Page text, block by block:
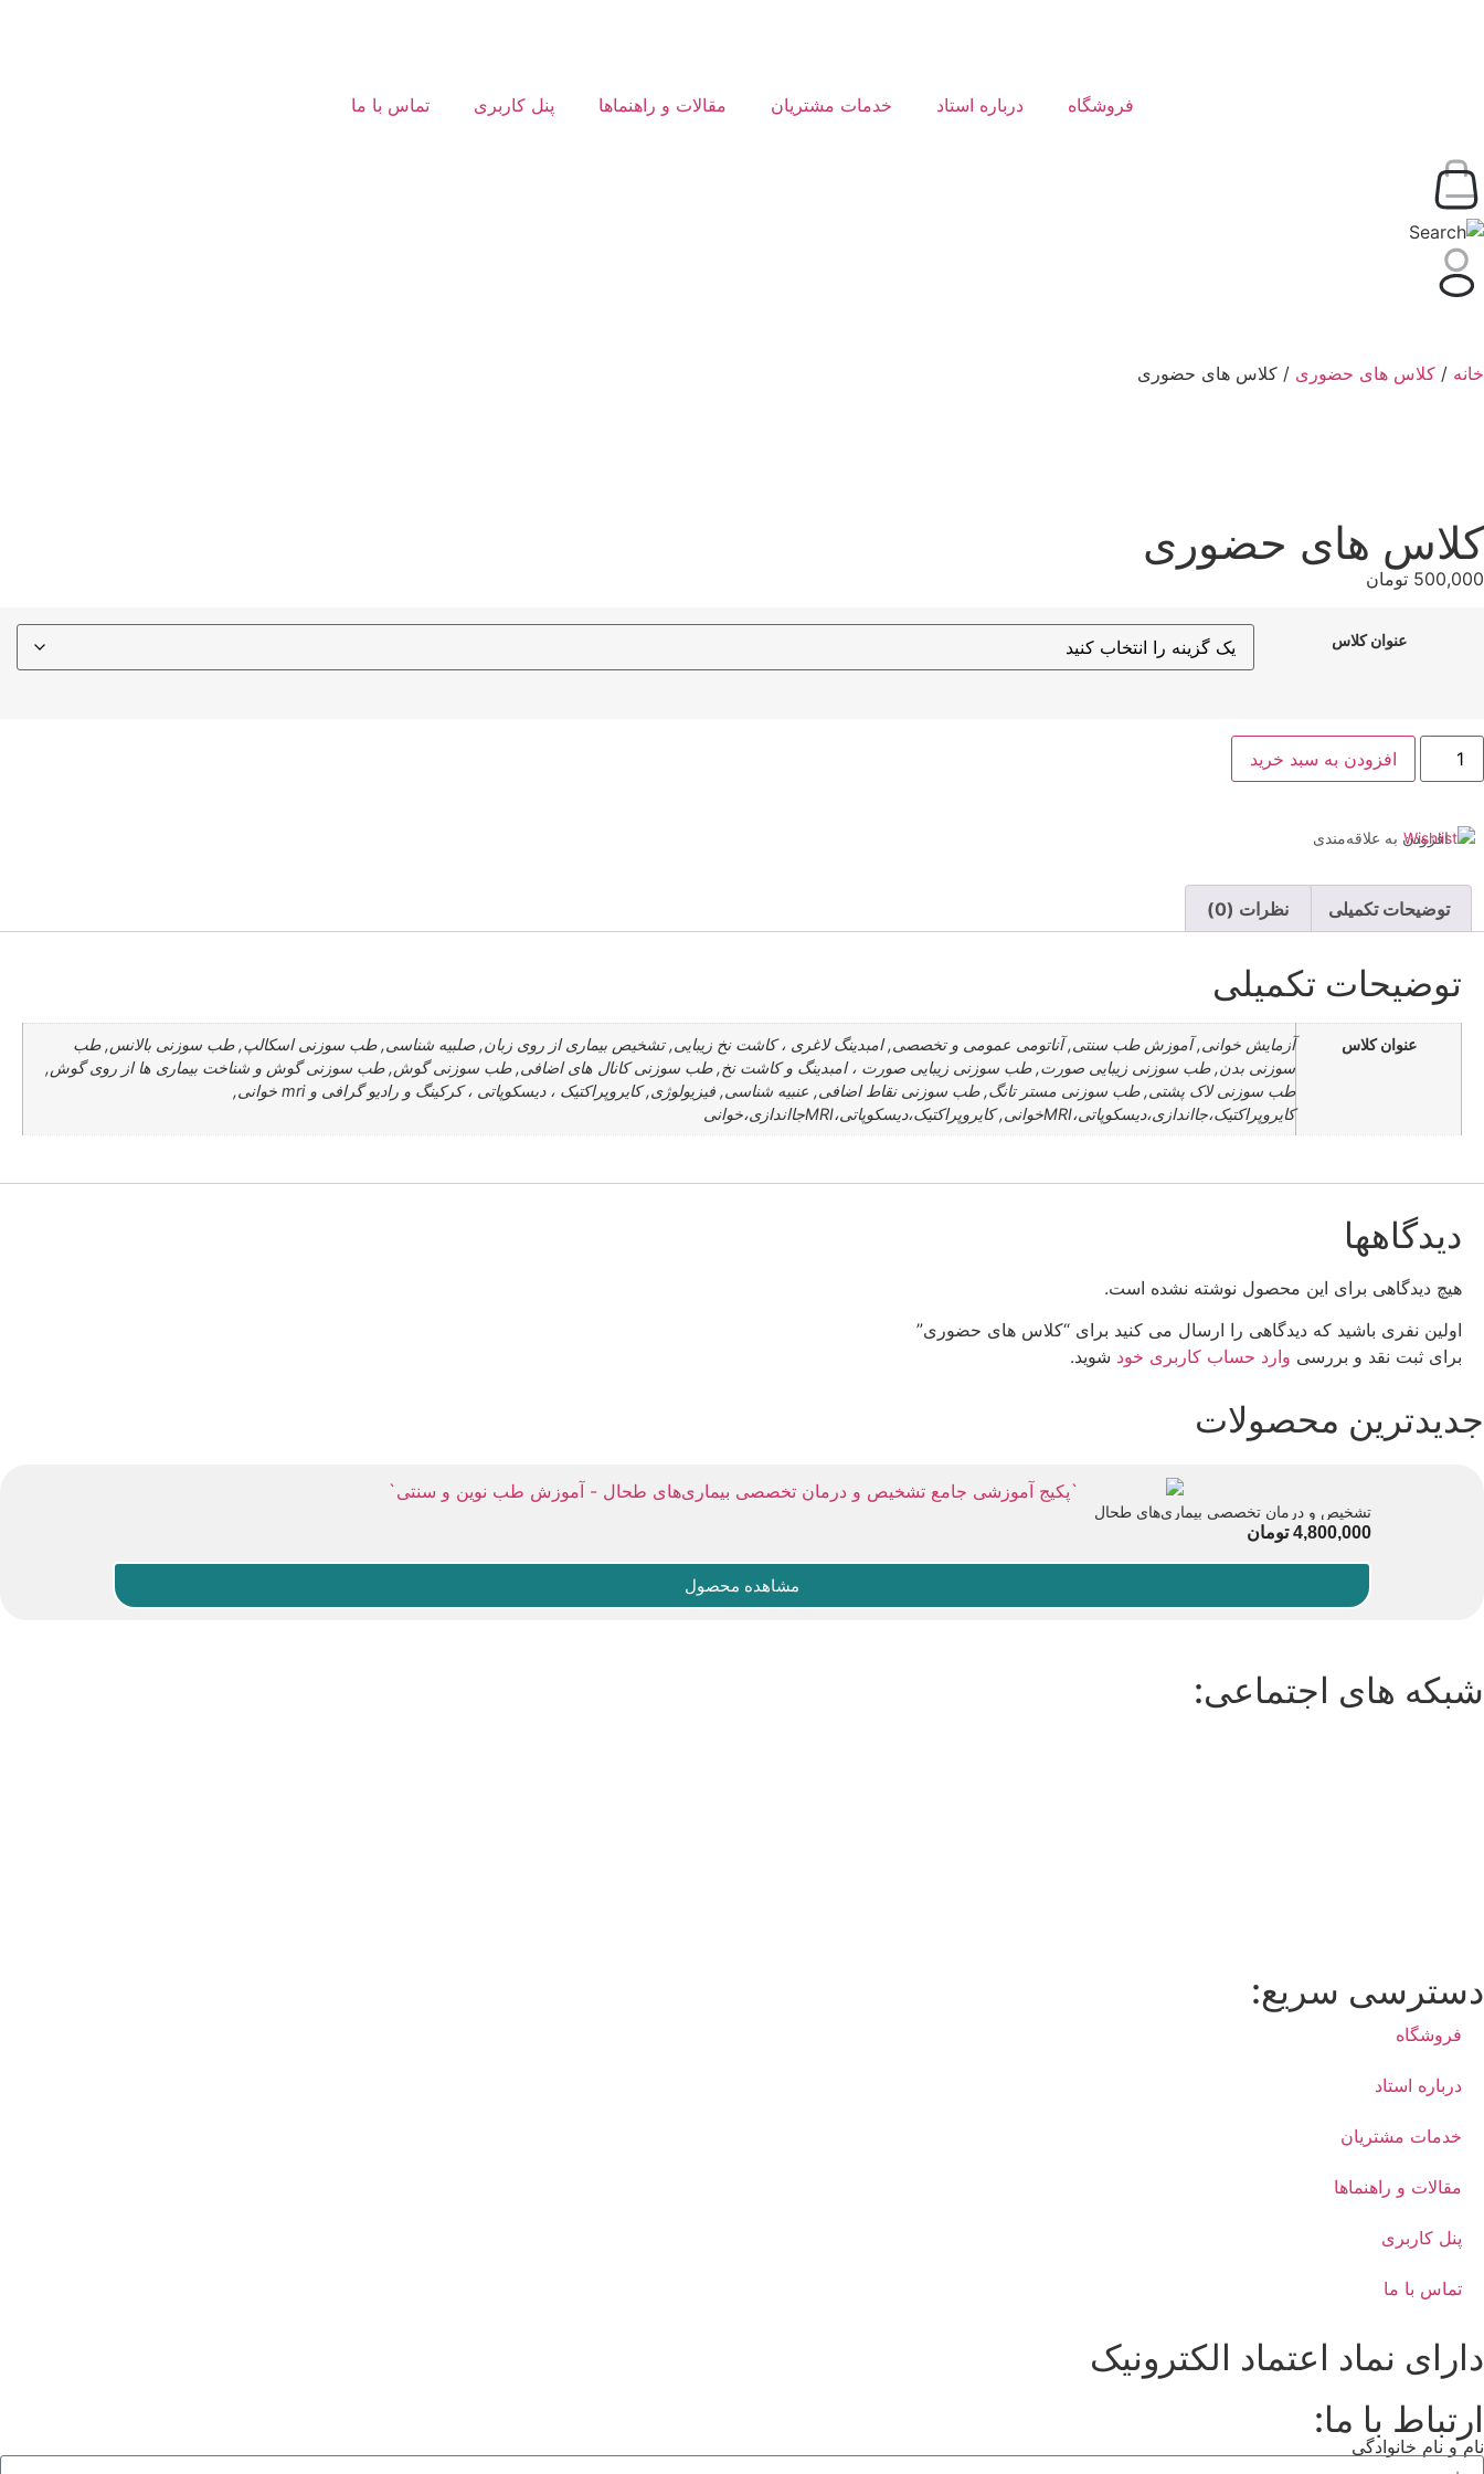
فروشگاه درباره استاد خدمات مشتریان مقالات و راهنماها پنل کاربری تماس با ما
خانه / کلاس های حضوری / کلاس های حضوری
کلاس های حضوری
500,000 تومان
عنوان کلاس
افزودن به سبد خرید
افزودن به علاقه‌مندی
توضیحات تکمیلی نظرات (0)
توضیحات تکمیلی
عنوان کلاس
آزمایش خوانی, آموزش طب سنتی, آناتومی عمومی و تخصصی, امبدینگ لاغری ، کاشت نخ زیبایی, تشخیص بیماری از روی زبان, صلبیه شناسی, طب سوزنی اسکالپ, طب سوزنی بالانس, طب
سوزنی بدن, طب سوزنی زیبایی صورت, طب سوزنی زیبایی صورت ، امبدینگ و کاشت نخ, طب سوزنی کانال های اضافی, طب سوزنی گوش, طب سوزنی گوش و شناخت بیماری ها از روی گوش,
طب سوزنی لاک پشتی, طب سوزنی مستر تانگ, طب سوزنی نقاط اضافی, عنبیه شناسی, فیزیولوژی, کایروپراکتیک ، دیسکوپاتی ، کرکینگ و رادیو گرافی و mri خوانی,
کایروپراکتیک،جااندازی،دیسکوپاتی،MRIخوانی, کایروپراکتیک،دیسکوپاتی،MRIجااندازی،خوانی
دیدگاهها
هیچ دیدگاهی برای این محصول نوشته نشده است.
اولین نفری باشید که دیدگاهی را ارسال می کنید برای “کلاس های حضوری”
برای ثبت نقد و بررسی وارد حساب کاربری خود شوید.
جدیدترین محصولات
تشخیص و درمان تخصصی بیماری‌های طحال
4,800,000 تومان
مشاهده محصول
شبکه های اجتماعی:
دسترسی سریع:
فروشگاه
درباره استاد
خدمات مشتریان
مقالات و راهنماها
پنل کاربری
تماس با ما
دارای نماد اعتماد الکترونیک
ارتباط با ما:
نام و نام خانوادگی